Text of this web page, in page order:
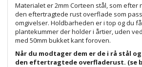
Materialet er 2mm Corteen stål, som efter
den eftertragtede rust overflade som
omgivelser. Holdbarheden er i top og du
plantekummer der holder i årtier, uden
med 50mm bukket kant foroven.
Når du modtager dem er de i rå stål
den eftertragtede overfladerust. (se